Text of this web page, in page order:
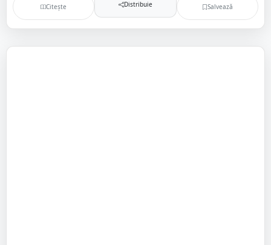
Citește Distribuie Salvează